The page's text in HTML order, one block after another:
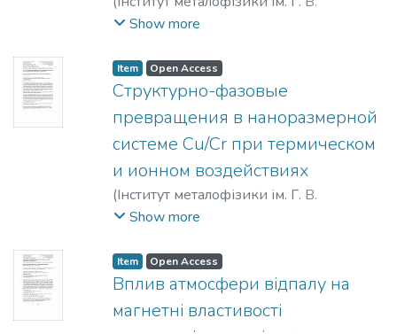
Курдюмова НАН України
Бурмак, Андрій Петрович
Михайло Михайлович;Владимирський,
Іванович;Волошко, Світлана
Михайлівна;Мордюк, Богдан
Миколайович
Show more
Item Open Access
Структурно-фазовые
превращения в наноразмерной
системе Cu/Cr при термическом
и ионном воздействиях
(Інститут металофізики ім. Г. В.
Курдюмова НАН України
Игорь Евгеньевич
Виктория Андреевна Сидоренко,
Сергей Иванович
Волошко, Светлана
Михайловна
Show more
Item Open Access
Вплив атмосфери відпалу на
магнетні властивості